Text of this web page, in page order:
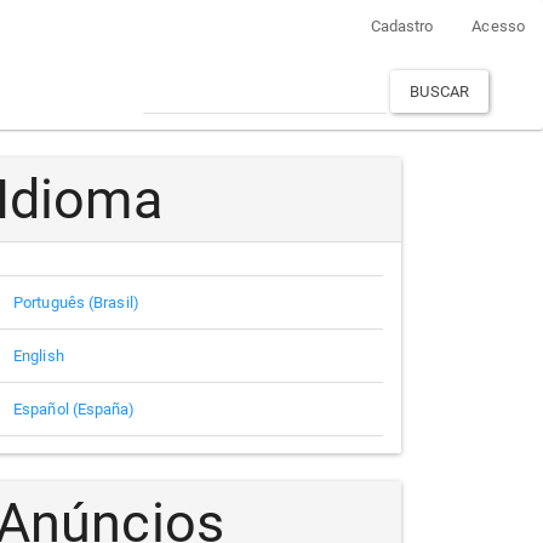
Cadastro Acesso
BUSCAR
Idioma
Português (Brasil)
English
Español (España)